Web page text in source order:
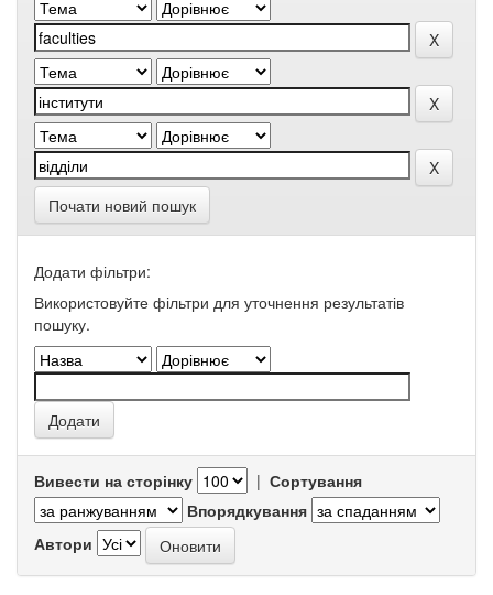
Почати новий пошук
Додати фільтри:
Використовуйте фільтри для уточнення результатів
пошуку.
Вивести на сторінку | Сортування
Впорядкування
Автори